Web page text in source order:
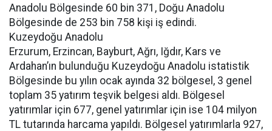
Anadolu Bölgesinde 60 bin 371, Doğu Anadolu
Bölgesinde de 253 bin 758 kişi iş edindi.
Kuzeydoğu Anadolu
Erzurum, Erzincan, Bayburt, Ağrı, Iğdır, Kars ve
Ardahan’ın bulunduğu Kuzeydoğu Anadolu istatistik
Bölgesinde bu yılın ocak ayında 32 bölgesel, 3 genel
toplam 35 yatırım teşvik belgesi aldı. Bölgesel
yatırımlar için 677, genel yatırımlar için ise 104 milyon
TL tutarında harcama yapıldı. Bölgesel yatırımlarla 927,